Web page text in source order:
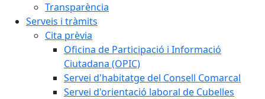
Transparència
Serveis i tràmits
Cita prèvia
Oficina de Participació i Informació
Ciutadana (OPIC)
Servei d'habitatge del Consell Comarcal
Servei d'orientació laboral de Cubelles